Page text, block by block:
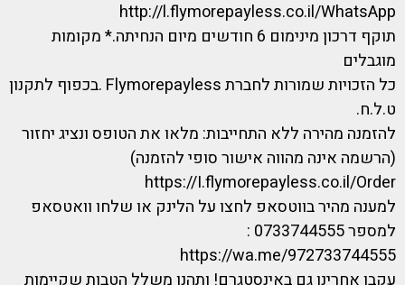
http://l.flymorepayless.co.il/WhatsApp
תוקף דרכון מינימום 6 חודשים מיום הנחיתה.* מקומות
מוגבלים
כל הזכויות שמורות לחברת Flymorepayless .בכפוף לתקנון
ט.ל.ח.
להזמנה מהירה ללא התחייבות: מלאו את הטופס ונציג יחזור
(הרשמה אינה מהווה אישור סופי להזמנה)
https://I.flymorepayless.co.il/Order
למענה מהיר בווטסאפ לחצו על הלינק או שלחו וואטסאפ
למספר 0733744555 :
https://wa.me/972733744555
עקבו אחרינו גם באינסטגרם! ותהנו משלל הטבות שקיימות